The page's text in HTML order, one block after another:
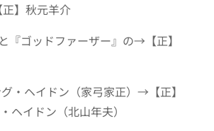
】秋元羊介
『ゴッドファーザー』の→【正】
・ヘイドン（家弓家正） →【正】
ヘイドン（北山年夫）